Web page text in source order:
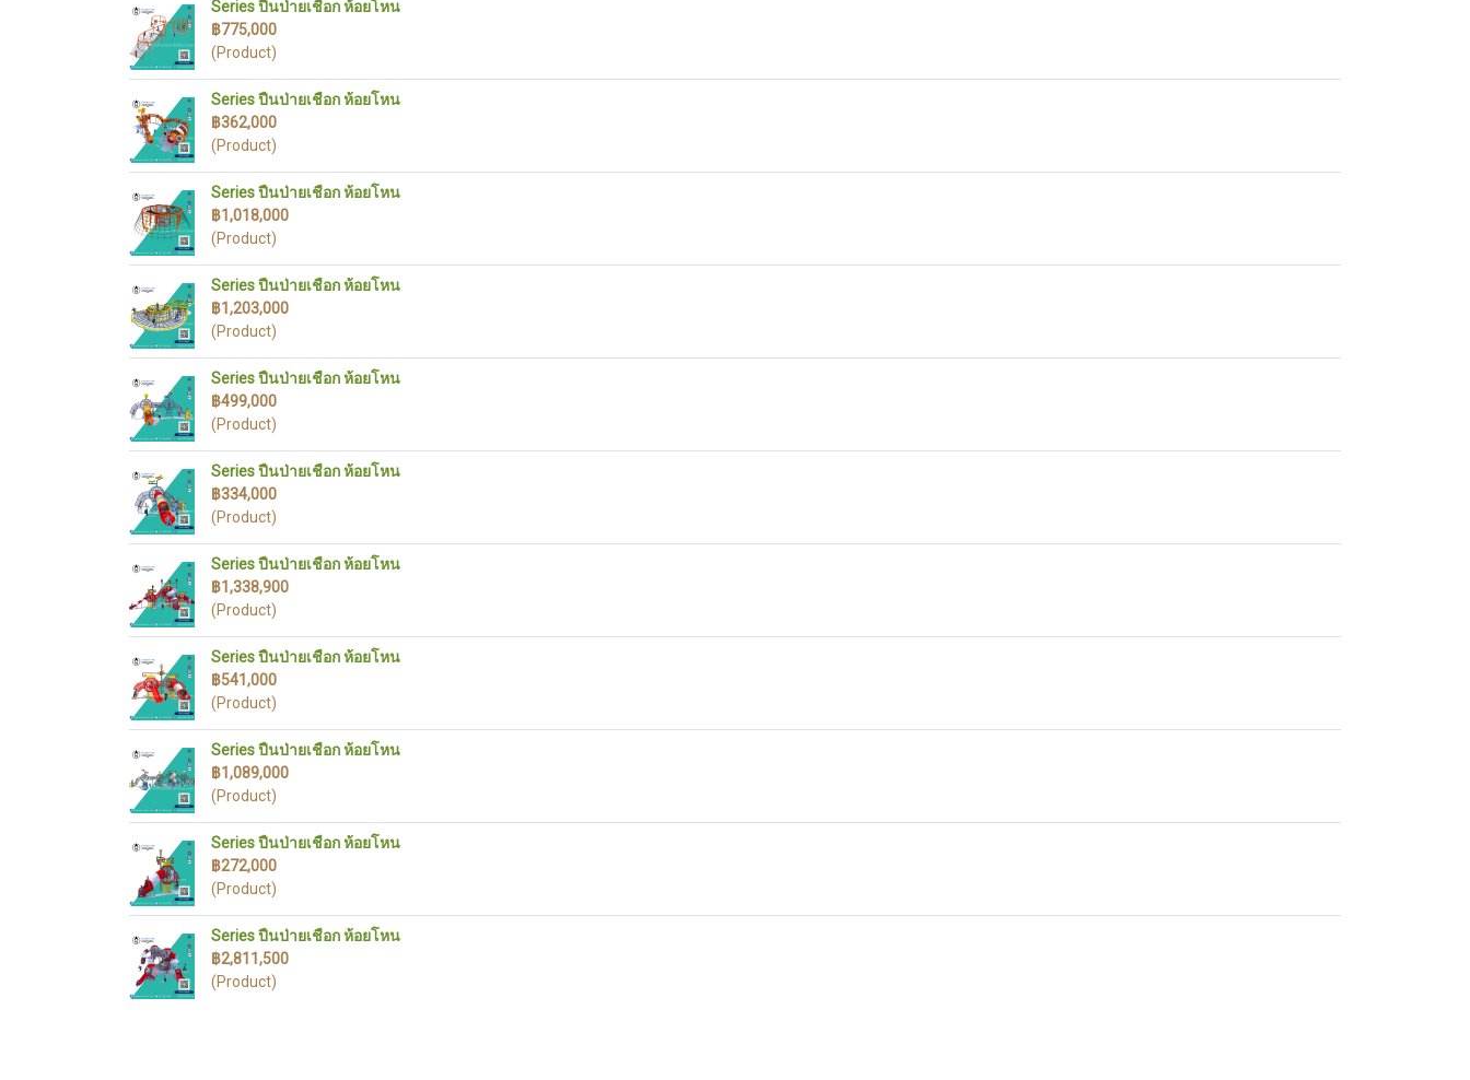
Series ปืนป่ายเชือก ห้อยโหน
฿775,000
(Product)
Series ปืนป่ายเชือก ห้อยโหน
฿362,000
(Product)
Series ปืนป่ายเชือก ห้อยโหน
฿1,018,000
(Product)
Series ปืนป่ายเชือก ห้อยโหน
฿1,203,000
(Product)
Series ปืนป่ายเชือก ห้อยโหน
฿499,000
(Product)
Series ปืนป่ายเชือก ห้อยโหน
฿334,000
(Product)
Series ปืนป่ายเชือก ห้อยโหน
฿1,338,900
(Product)
Series ปืนป่ายเชือก ห้อยโหน
฿541,000
(Product)
Series ปืนป่ายเชือก ห้อยโหน
฿1,089,000
(Product)
Series ปืนป่ายเชือก ห้อยโหน
฿272,000
(Product)
Series ปืนป่ายเชือก ห้อยโหน
฿2,811,500
(Product)